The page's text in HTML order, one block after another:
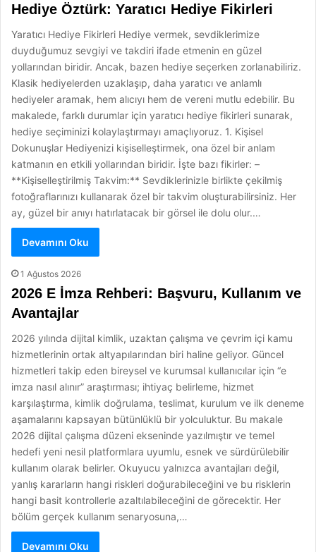
Hediye Öztürk: Yaratıcı Hediye Fikirleri
Yaratıcı Hediye Fikirleri Hediye vermek, sevdiklerimize
duyduğumuz sevgiyi ve takdiri ifade etmenin en güzel
yollarından biridir. Ancak, bazen hediye seçerken zorlanabiliriz.
Klasik hediyelerden uzaklaşıp, daha yaratıcı ve anlamlı
hediyeler aramak, hem alıcıyı hem de vereni mutlu edebilir. Bu
makalede, farklı durumlar için yaratıcı hediye fikirleri sunarak,
hediye seçiminizi kolaylaştırmayı amaçlıyoruz. 1. Kişisel
Dokunuşlar Hediyenizi kişiselleştirmek, ona özel bir anlam
katmanın en etkili yollarından biridir. İşte bazı fikirler: –
**Kişiselleştirilmiş Takvim:** Sevdiklerinizle birlikte çekilmiş
fotoğraflarınızı kullanarak özel bir takvim oluşturabilirsiniz. Her
ay, güzel bir anıyı hatırlatacak bir görsel ile dolu olur.…
Devamını Oku
1 Ağustos 2026
2026 E İmza Rehberi: Başvuru, Kullanım ve
Avantajlar
2026 yılında dijital kimlik, uzaktan çalışma ve çevrim içi kamu
hizmetlerinin ortak altyapılarından biri haline geliyor. Güncel
hizmetleri takip eden bireysel ve kurumsal kullanıcılar için “e
imza nasıl alınır” araştırması; ihtiyaç belirleme, hizmet
karşılaştırma, kimlik doğrulama, teslimat, kurulum ve ilk deneme
aşamalarını kapsayan bütünlüklü bir yolculuktur. Bu makale
2026 dijital çalışma düzeni ekseninde yazılmıştır ve temel
hedefi yeni nesil platformlara uyumlu, esnek ve sürdürülebilir
kullanım olarak belirler. Okuyucu yalnızca avantajları değil,
yanlış kararların hangi riskleri doğurabileceğini ve bu risklerin
hangi basit kontrollerle azaltılabileceğini de görecektir. Her
bölüm gerçek kullanım senaryosuna,…
Devamını Oku